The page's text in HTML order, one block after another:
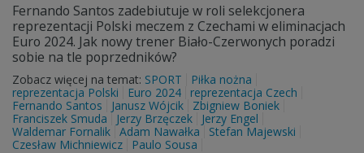
Fernando Santos zadebiutuje w roli selekcjonera
reprezentacji Polski meczem z Czechami w eliminacjach
Euro 2024. Jak nowy trener Biało-Czerwonych poradzi
sobie na tle poprzedników?
Zobacz więcej na temat: SPORT
Piłka nożna
reprezentacja Polski
Euro 2024
reprezentacja Czech
Fernando Santos
Janusz Wójcik
Zbigniew Boniek
Franciszek Smuda
Jerzy Brzęczek
Jerzy Engel
Waldemar Fornalik Adam Nawałka
Stefan Majewski
Czesław Michniewicz
Paulo Sousa